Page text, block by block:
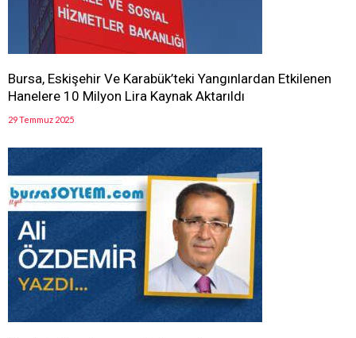
Bursa, Eskişehir Ve Karabük’teki Yangınlardan Etkilenen
Hanelere 10 Milyon Lira Kaynak Aktarıldı
29 Temmuz 2025